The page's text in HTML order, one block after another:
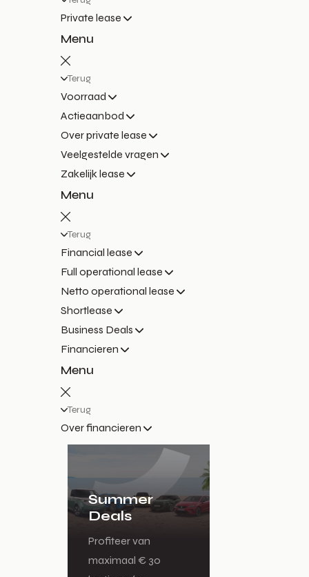
Private lease
Menu
Terug
Voorraad
Actieaanbod
Over private lease
Veelgestelde vragen
Zakelijk lease
Menu
Terug
Financial lease
Full operational lease
Netto operational lease
Shortlease
Business Deals
Financieren
Menu
Terug
Over financieren
Summer
Deals
Profiteer van
maximaal € 30